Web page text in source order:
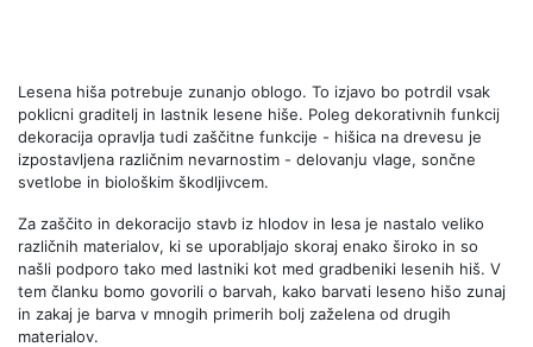
Lesena hiša potrebuje zunanjo oblogo. To izjavo bo potrdil vsak
poklicni graditelj in lastnik lesene hiše. Poleg dekorativnih funkcij
dekoracija opravlja tudi zaščitne funkcije - hišica na drevesu je
izpostavljena različnim nevarnostim - delovanju vlage, sončne
svetlobe in biološkim škodljivcem.
Za zaščito in dekoracijo stavb iz hlodov in lesa je nastalo veliko
različnih materialov, ki se uporabljajo skoraj enako široko in so
našli podporo tako med lastniki kot med gradbeniki lesenih hiš. V
tem članku bomo govorili o barvah, kako barvati leseno hišo zunaj
in zakaj je barva v mnogih primerih bolj zaželena od drugih
materialov.